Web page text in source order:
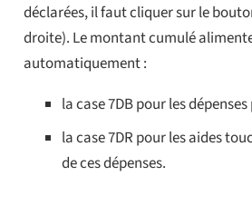
déclarées, il faut cliquer sur le
droite). Le montant cumulé
automatiquement :
la case 7DB pour les dépenses
la case 7DR pour les aides
de ces dépenses.